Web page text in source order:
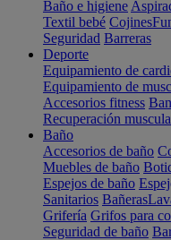
Baño e higiene
Textil bebé Cojines
Seguridad Barreras
Deporte
Equipamiento de
Equipamiento de
Accesorios fitness
Recuperación
Baño
Accesorios de baño
Muebles de baño
Espejos de baño
Sanitarios Bañeras
Grifería Grifos para
Seguridad de baño